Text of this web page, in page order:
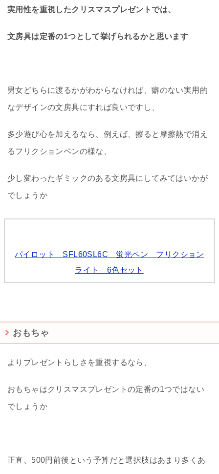
実用性を重視したクリスマスプレゼントでは、
文房具は定番の1つとして挙げられるかと思います
男女どちらに渡るかがわからなければ、癖のない実用的
なデザインの文房具にすれば良いですし、
多少遊び心を加えるなら、例えば、擦ると摩擦熱で消え
るフリクションペンの様な、
少し変わったギミックのある文房具にしてみてはいかが
でしょうか
パイロット SFL60SL6C 蛍光ペン フリクション
ライト 6色セット
おもちゃ
よりプレゼントらしさを重視するなら、
おもちゃはクリスマスプレゼントの定番の1つではない
でしょうか
正直、500円前後という予算だと選択肢はあまり多くあ